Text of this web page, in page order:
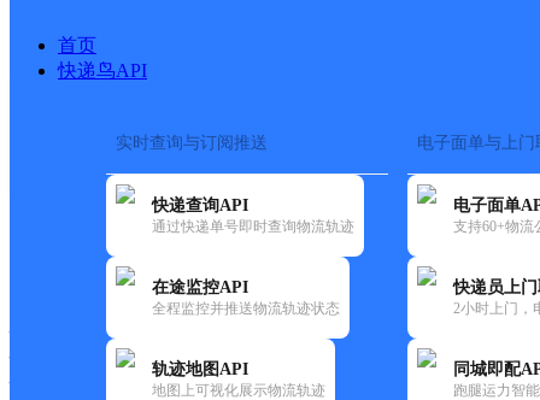
首页
快递鸟API
实时查询与订阅推送
快递查询API
通过快递单号即时查询物流轨迹
在途监控API
全程监控并推送物流轨迹状态
轨迹地图API
地图上可视化展示物流轨迹
电子面单与上门
电子面单
支持60+物流
快递员上
2小时上门，
同城即配
跑腿运力智
快递大全 > 快递网点
快递大全 快运大全